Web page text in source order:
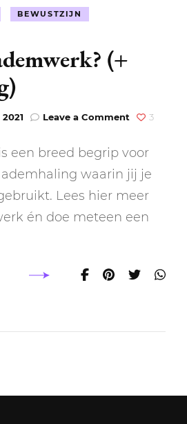
BEWUSTZIJN
(+
Leave a Comment on
ademwerk?
(+
3
een breed begrip voor
waarin jij je
Lees hier meer
én doe meteen een